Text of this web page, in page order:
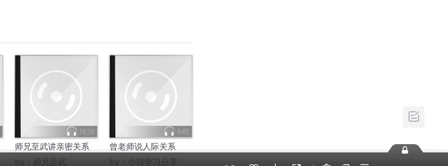
1638
师兄至武讲亲密关系
by： 师兄至武
645
曾老师说人际关系
by： 小玮学习分享